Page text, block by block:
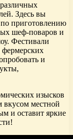
Здесь вы
по приготовлению
шеф-поваров и
Фестивали
фермерских
и
изысков
вкусом местной
и оставит яркие